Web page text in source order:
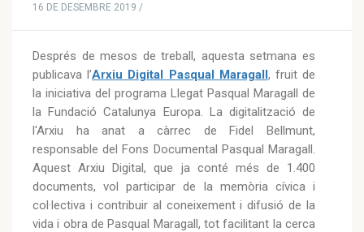
16 DE DESEMBRE 2019 /
Després de mesos de treball, aquesta setmana es
publicava l’Arxiu Digital Pasqual Maragall, fruit de
la iniciativa del programa Llegat Pasqual Maragall de
la Fundació Catalunya Europa. La digitalització de
l'Arxiu ha anat a càrrec de Fidel Bellmunt,
responsable del Fons Documental Pasqual Maragall.
Aquest Arxiu Digital, que ja conté més de 1.400
documents, vol participar de la memòria cívica i
col·lectiva i contribuir al coneixement i difusió de la
vida i obra de Pasqual Maragall, tot facilitant la cerca